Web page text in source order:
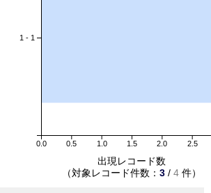
0.0 0.5 1.0 1.5 2.0 2.5
1 - 1
出現レコード数
（対象レコード件数： 3 / 4 件）